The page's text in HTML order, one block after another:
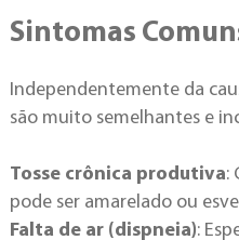
Sintomas
Independentemente da
são muito semelhantes e
Tosse crônica produtiva:
pode ser amarelado ou
Falta de ar (dispneia):